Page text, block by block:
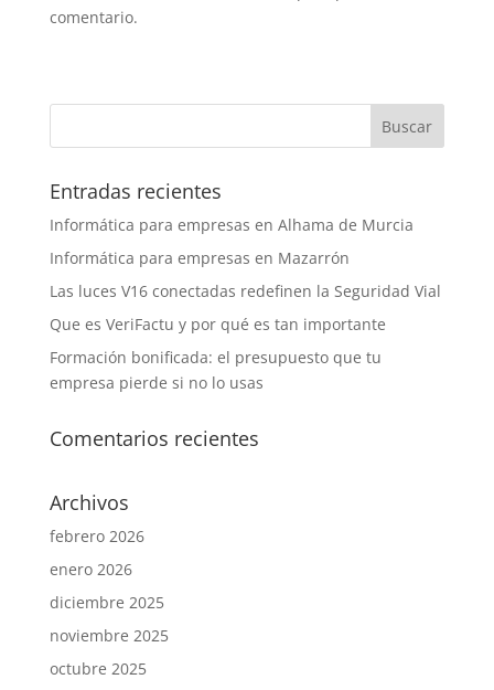
comentario.
Entradas recientes
Informática para empresas en Alhama de Murcia
Informática para empresas en Mazarrón
Las luces V16 conectadas redefinen la Seguridad Vial
Que es VeriFactu y por qué es tan importante
Formación bonificada: el presupuesto que tu
empresa pierde si no lo usas
Comentarios recientes
Archivos
febrero 2026
enero 2026
diciembre 2025
noviembre 2025
octubre 2025